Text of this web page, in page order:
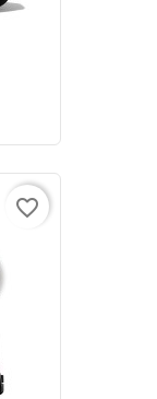
favorite_border